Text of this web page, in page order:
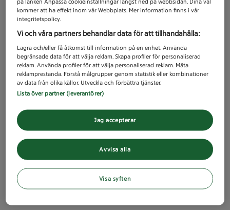
på länken Anpassa cookieinställningar längst ned på webbsidan. Dina val
kommer att ha effekt inom vår Webbplats. Mer information finns i vår
integritetspolicy.
Vi och våra partners behandlar data för att tillhandahålla:
Lagra och/eller få åtkomst till information på en enhet. Använda
begränsade data för att välja reklam. Skapa profiler för personaliserad
reklam. Använda profiler för att välja personaliserad reklam. Mäta
reklamprestanda. Förstå målgrupper genom statistik eller kombinationer
av data från olika källor. Utveckla och förbättra tjänster.
Lista över partner (leverantörer)
Avvisa alla
Jag accepterar
Visa syften